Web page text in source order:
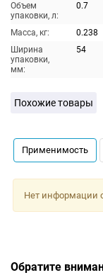
Объем
упаковки, л:
0.7
Масса, кг:
0.238
Ширина
упаковки,
мм:
54
Похожие товары
Применимость
Нет информации
Обратите